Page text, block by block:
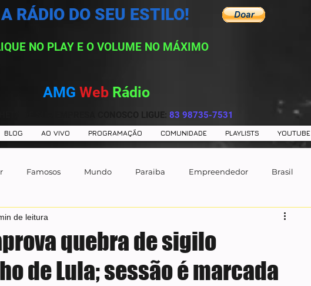
NO PLAY E O VOLUME NO MÁXIMO
AMG Web Rádio
DE SUA EMPRESA CONOSCO LIGUE: 83 98735-7531
A RÁDIO DO SEU ESTILO!
BLOG AO VIVO PROGRAMAÇÃO COMUNIDADE PLAYLISTS YOUTUBE
Famosos Mundo Paraiba Empreendedor Brasil
quebra de sigilo
de Lula; sessão é marcada
de leitura